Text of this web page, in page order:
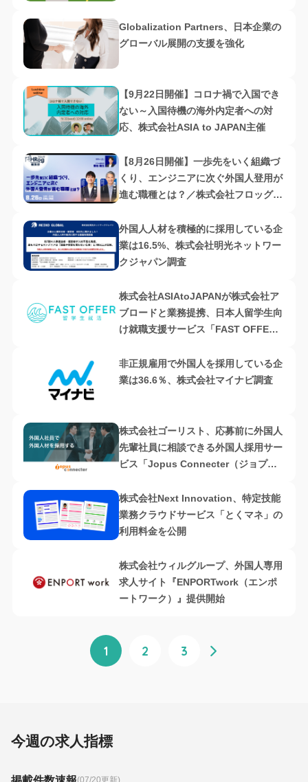
Globalization Partners、日本企業の
グローバル展開の支援を強化
【9月22日開催】コロナ禍で入国でき
ない～入国待機の海外内定者への対
応、株式会社ASIA to JAPAN主催
【8月26日開催】一歩先をいく組織づ
くり、エンジニアに次ぐ外国人登用が
進む職種とは？／株式会社フロッグ主
外国人人材を積極的に採用している企
業は16.5%、株式会社明光ネットワー
クジャパン調査
株式会社ASIAtoJAPANが株式会社ア
ブロードと業務提携、日本人留学生向
け就職支援サービス「FAST OFFER
非正規雇用で外国人を採用している企
業は36.6％、株式会社マイナビ調査
株式会社ゴーリスト、応募前に外国人
先輩社員に相談できる外国人採用サー
ビス「Jopus Connecter（ジョプス
株式会社Next Innovation、特定技能
業務クラウドサービス「とくマネ」の
利用料金を公開
株式会社ウィルグループ、外国人専用
求人サイト『ENPORTwork（エンポ
ートワーク）』提供開始
1 2 3
今週の求人指標
(07/20更新)